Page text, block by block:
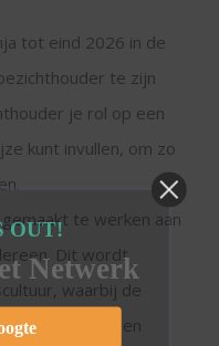
tot eind 2026 in de
te zijn
je rol op een
kunt invullen, om zo
te werken aan
Dit wordt
waarbij de
de beste zorg en
OUT!
Netwerk